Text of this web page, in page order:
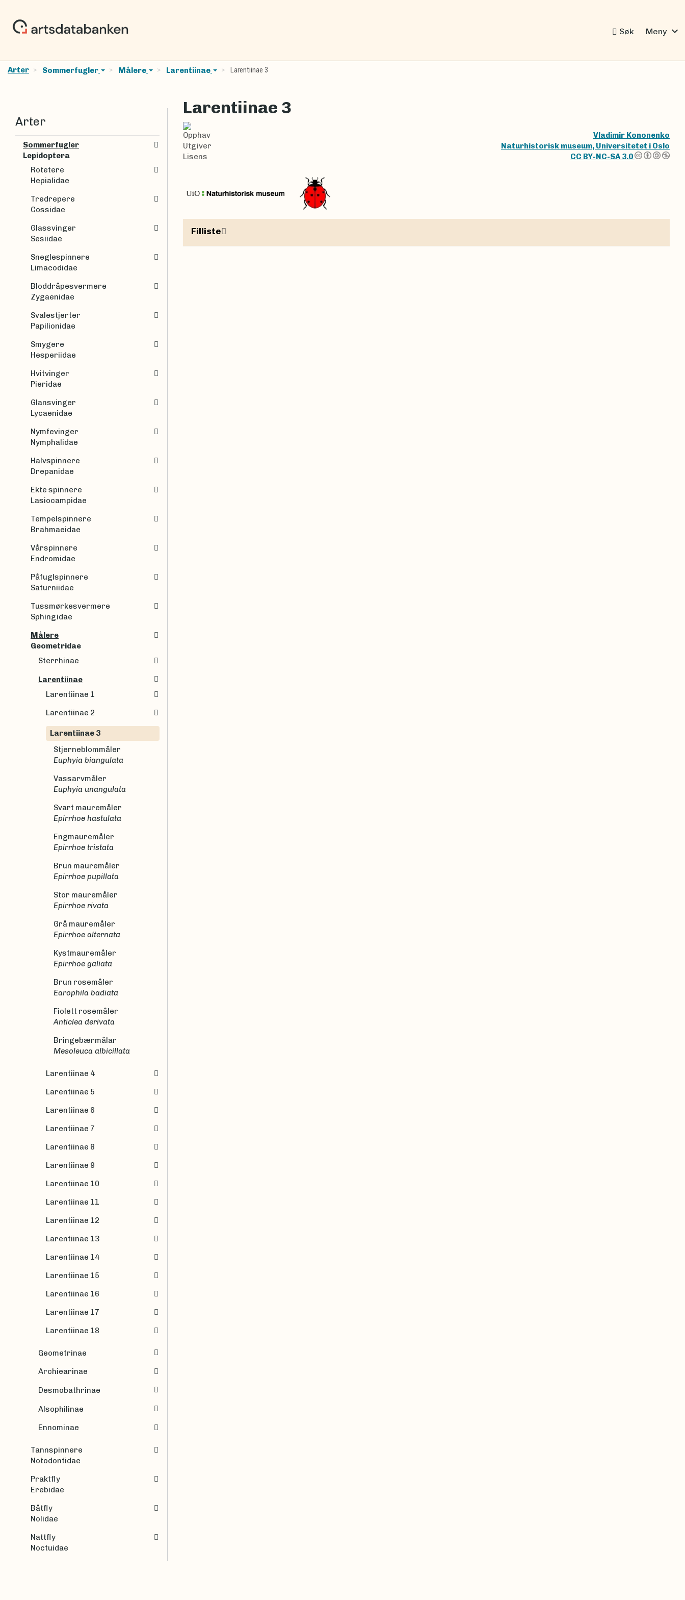
Søk Meny expand_more
Arter Sommerfugler Målere Larentiinae Larentiinae 3
Larentiinae 3
Opphav
Vladimir Kononenko
Utgiver
Naturhistorisk museum, Universitetet i Oslo
Lisens
CC BY-NC-SA 3.0
Filliste
Arter
Sommerfugler
Lepidoptera
Rotetere
Hepialidae
Tredrepere
Cossidae
Glassvinger
Sesiidae
Sneglespinnere
Limacodidae
Bloddråpesvermere
Zygaenidae
Svalestjerter
Papilionidae
Smygere
Hesperiidae
Hvitvinger
Pieridae
Glansvinger
Lycaenidae
Nymfevinger
Nymphalidae
Halvspinnere
Drepanidae
Ekte spinnere
Lasiocampidae
Tempelspinnere
Brahmaeidae
Vårspinnere
Endromidae
Påfuglspinnere
Saturniidae
Tussmørkesvermere
Sphingidae
Målere
Geometridae
Sterrhinae
Larentiinae
Larentiinae 1
Larentiinae 2
Larentiinae 3
Stjerneblommåler
Euphyia biangulata
Vassarvmåler
Euphyia unangulata
Svart mauremåler
Epirrhoe hastulata
Engmauremåler
Epirrhoe tristata
Brun mauremåler
Epirrhoe pupillata
Stor mauremåler
Epirrhoe rivata
Grå mauremåler
Epirrhoe alternata
Kystmauremåler
Epirrhoe galiata
Brun rosemåler
Earophila badiata
Fiolett rosemåler
Anticlea derivata
Bringebærmålar
Mesoleuca albicillata
Larentiinae 4
Larentiinae 5
Larentiinae 6
Larentiinae 7
Larentiinae 8
Larentiinae 9
Larentiinae 10
Larentiinae 11
Larentiinae 12
Larentiinae 13
Larentiinae 14
Larentiinae 15
Larentiinae 16
Larentiinae 17
Larentiinae 18
Geometrinae
Archiearinae
Desmobathrinae
Alsophilinae
Ennominae
Tannspinnere
Notodontidae
Praktfly
Erebidae
Båtfly
Nolidae
Nattfly
Noctuidae